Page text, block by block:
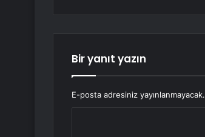
Bir yanıt yazın
E-posta adresiniz yayınlanmayacak.